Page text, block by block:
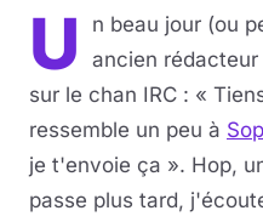
Sciences & Tech
Forum
U
n beau jour (ou
ancien
sur le chan IRC : «
ressemble un peu à
je t'envoie ça ». Hop,
passe plus tard,